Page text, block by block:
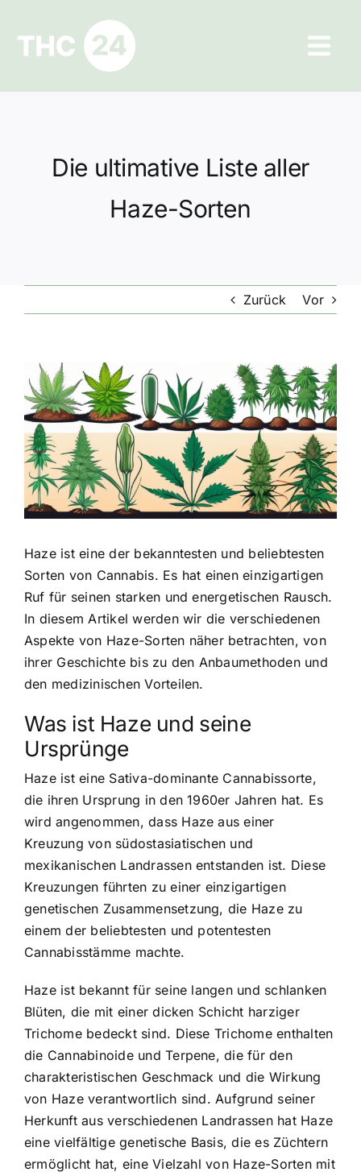
springen
Ratgeber
Die ultimative Liste aller
Haze-Sorten
Zurück Vor
Zeige
grösseres
Bild
Haze ist eine der bekanntesten und beliebtesten
Sorten von Cannabis. Es hat einen einzigartigen
Ruf für seinen starken und energetischen Rausch.
In diesem Artikel werden wir die verschiedenen
Aspekte von Haze-Sorten näher betrachten, von
ihrer Geschichte bis zu den Anbaumethoden und
den medizinischen Vorteilen.
Was ist Haze und seine
Ursprünge
Haze ist eine Sativa-dominante Cannabissorte,
die ihren Ursprung in den 1960er Jahren hat. Es
wird angenommen, dass Haze aus einer
Kreuzung von südostasiatischen und
mexikanischen Landrassen entstanden ist. Diese
Kreuzungen führten zu einer einzigartigen
genetischen Zusammensetzung, die Haze zu
einem der beliebtesten und potentesten
Cannabisstämme machte.
Haze ist bekannt für seine langen und schlanken
Blüten, die mit einer dicken Schicht harziger
Trichome bedeckt sind. Diese Trichome enthalten
die Cannabinoide und Terpene, die für den
charakteristischen Geschmack und die Wirkung
von Haze verantwortlich sind. Aufgrund seiner
Herkunft aus verschiedenen Landrassen hat Haze
eine vielfältige genetische Basis, die es Züchtern
ermöglicht hat, eine Vielzahl von Haze-Sorten mit